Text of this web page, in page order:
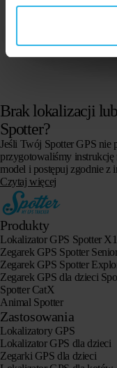
Brak lokalizacji
Spotter?
Jeśli Twój Spotter GPS nie
przygotowaliśmy instrukcję
model i postępuj zgodnie z
zgodnie z…
Czytaj więcej
Produkty
Lokalizator GPS Spotter
Zegarek GPS Spotter
Zegarek GPS Spotter
Zegarek GPS dla dzieci
Spotter CatX
Animal Spotter
Zastosowania
Lokalizatory GPS
Lokalizator GPS dla dzieci
Zegarki GPS dla dzieci